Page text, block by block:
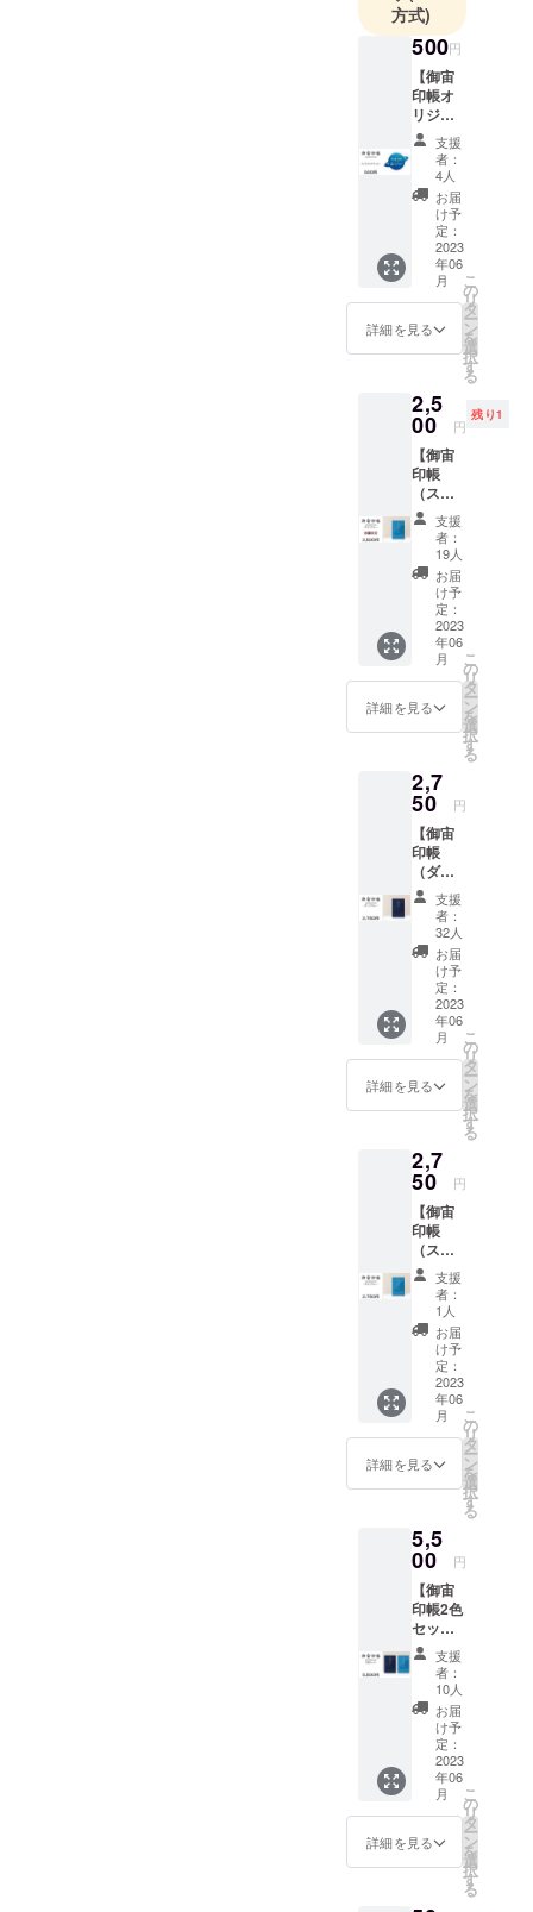
大人はも
ちろん、夢
や希望にあ
ふれた子ど
もたちに、
驚きや感動
を届けるた
めに、小さ
なことから
一歩ずつ、
「宇宙」に
関する事業
を進めてま
方式)
500円
【御宙
印帳オ
リジナ
ルス
テッ
カー】
『御宙
印帳★
オリジ
ナルス
テッ
カーx1
枚』
（オリ
ジナル
ステッ
縦
50mm
x 横
70mm
） 御宙
印帳ロ
ゴを、
御宙印
帳に
薄っす
らと描
かれて
いる
「土
星」に
描いた
オリジ
す。 御
宙印帳
の企画
に、ク
ラウド
ファン
ディン
グとい
う形で
参加し
てみた
いと
思って
くだ
さった
方に用
意し
テッ
カーで
す。 宇
宙と人
をつな
いで、
感動を
届けた
い、幸
せに
なって
欲し
い。そ
んな想
いに共
頂けた
方に手
る返礼
品で
す。
design
：39 ※
サイズ
はデザ
インサ
イズで
す。完
成サイ
ズは印
刷のバ
ラツキ
により
わる場
合があ
支援
者：
4人
お届
け予
定：
2023
年06
月
詳細を見る
こ
の
リ
タ
ー
ン
を
選
択
す
る
2,5
00 円
残り1
【御宙
印帳
（スカ
イブ
ルー）
・数量
限定割
引】
『御宙
印帳
（スカ
イブ
ルー）
x1冊+オ
リジナ
ルス
カーx1
枚・数
量限定
割引
品』 御
宙印帳
（スカ
イブ
ルー）
とオリ
ジナル
ステッ
カーの
数量限
定割引
品で
す。
162mm
x 横112
ｍｍ x
厚さ140
ｍｍ
重さ約
150g）
（オリ
ジナル
ステッ
カー
50mm
x 横
70mm
） ※蛇
腹式40
護用透
明ビ
ニール
カバー
付 ※数
量限
定 20
セット
小さい
サイズ
の御朱
印帳と
同じ大
きさで
す。
支援
者：
19人
お届
け予
定：
2023
年06
月
詳細を見る
こ
の
リ
タ
ー
ン
を
選
択
す
る
2,7
50 円
【御宙
印帳
（ダー
クブ
ルー）
】 『御
宙印帳
（ダー
クブ
ルー）
x1冊+オ
リジナ
ルス
テッ
カーx1
枚』 御
（ダー
クブ
ルー）
とオリ
ジナル
ステッ
カーの
セット
です。
（御宙
印帳
162mm
x 横112
ｍｍ x
厚さ140
ｍｍ
ジナル
ステッ
カー
縦
50mm
x 横
70mm
） ※蛇
腹式40
か所朱
印可能
※表面保
護用透
明ビ
ニール
カバー
付 小さ
支援
者：
32人
お届
け予
定：
2023
年06
月
詳細を見る
こ
の
リ
タ
ー
ン
を
選
択
す
る
2,7
50 円
【御宙
印帳
（スカ
イブ
ルー）
】 『御
宙印帳
（スカ
イブ
ルー）
ｘ1冊
+オリジ
ナルス
テッ
カーx1
枚』 御
（スカ
イブ
ルー）
とオリ
ジナル
ステッ
カーの
セット
です。
（御宙
印帳
162mm
x 横112
ｍｍ x
厚さ140
ｍｍ
支援
者：
1人
お届
け予
定：
2023
年06
月
詳細を見る
こ
の
リ
タ
ー
ン
を
選
択
す
る
5,5
00 円
【御宙
印帳2色
セッ
ト】
『御宙
印帳
（ダー
クブ
ルー）
（スカ
イブ
ルー）
ｘ各1冊
+オリジ
ナルス
テッ
支援
者：
10人
お届
け予
定：
2023
年06
月
詳細を見る
こ
の
リ
タ
ー
ン
を
選
択
す
る